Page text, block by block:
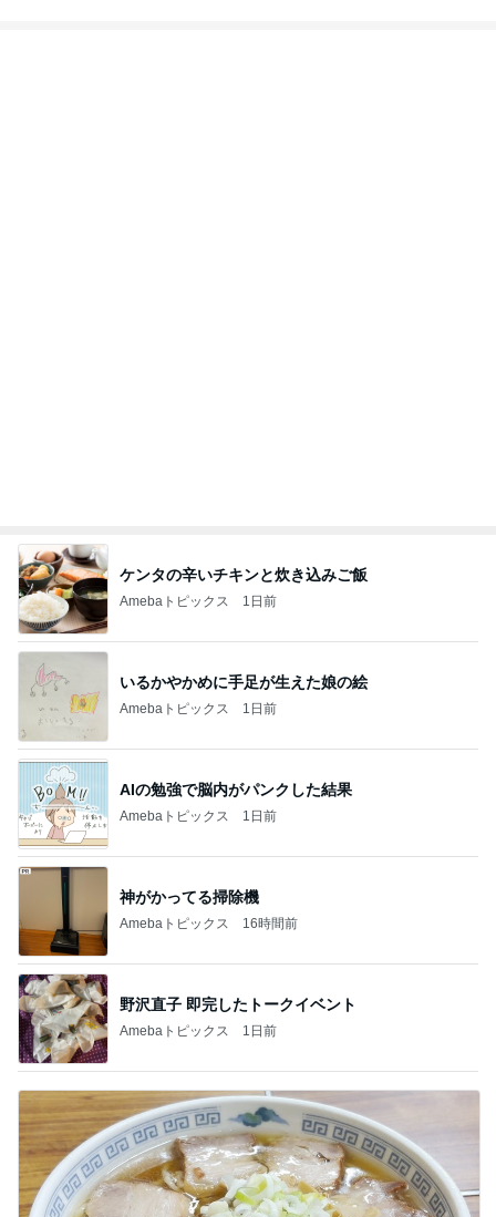
ケンタの辛いチキンと炊き込みご飯
Amebaトピックス 1日前
いるかやかめに手足が生えた娘の絵
Amebaトピックス 1日前
AIの勉強で脳内がパンクした結果
Amebaトピックス 1日前
神がかってる掃除機
Amebaトピックス 16時間前
野沢直子 即完したトークイベント
Amebaトピックス 1日前